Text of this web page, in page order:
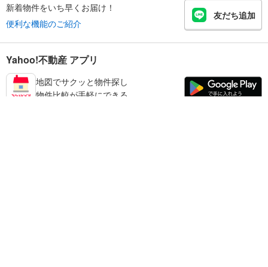
新着物件をいち早くお届け！
便利な機能のご紹介
友だち追加
Yahoo!不動産 アプリ
地図でサクッと物件探し
物件比較が手軽にできる